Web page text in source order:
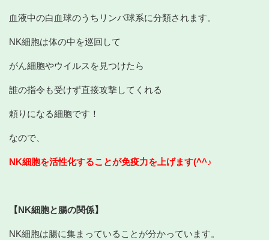
血液中の白血球のうちリンパ球系に分類されます。
NK細胞は体の中を巡回して
がん細胞やウイルスを見つけたら
誰の指令も受けず直接攻撃してくれる
頼りになる細胞です！
なので、
NK細胞を活性化することが免疫力を上げます(^^♪
【NK細胞と腸の関係】
NK細胞は腸に集まっていることが分かっています。